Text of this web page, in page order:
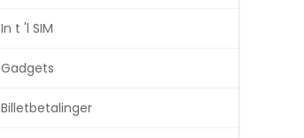
In t 'l SIM
Gadgets
Billetbetalinger